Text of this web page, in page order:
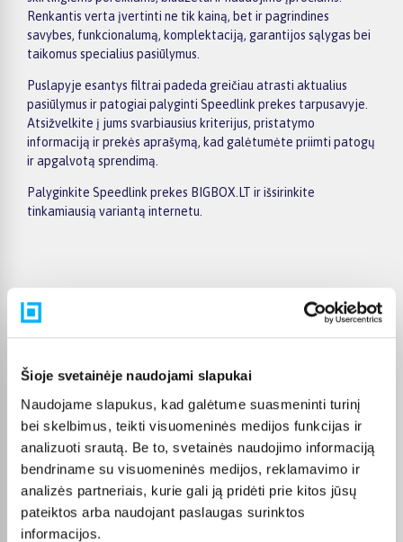
Šioje svetainėje naudojami slapukai
Naudojame slapukus, kad galėtume suasmeninti turinį
bei skelbimus, teikti visuomeninės medijos funkcijas ir
analizuoti srautą. Be to, svetainės naudojimo informaciją
bendriname su visuomeninės medijos, reklamavimo ir
analizės partneriais, kurie gali ją pridėti prie kitos jūsų
pateiktos arba naudojant paslaugas surinktos
informacijos.
Renkantis verta įvertinti ne tik kainą, bet ir pagrindines
savybes, funkcionalumą, komplektaciją, garantijos sąlygas bei
taikomus specialius pasiūlymus.
Puslapyje esantys filtrai padeda greičiau atrasti aktualius
pasiūlymus ir patogiai palyginti Speedlink prekes tarpusavyje.
Atsižvelkite į jums svarbiausius kriterijus, pristatymo
informaciją ir prekės aprašymą, kad galėtumėte priimti patogų
ir apgalvotą sprendimą.
Palyginkite Speedlink prekes BIGBOX.LT ir išsirinkite
tinkamiausią variantą internetu.
Pirkėjų atsiliepimai apie prekes
toomas n.
Patvirtintas pirkėjas
Ty­lu ir patogu. Greitas pristatymas.
Neringa N.
Patvirtintas pirkėjas
viskas ok